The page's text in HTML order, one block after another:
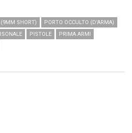
SHORT)
PORTO OCCULTO (D'ARMA)
PISTOLE
PRIMA ARMI